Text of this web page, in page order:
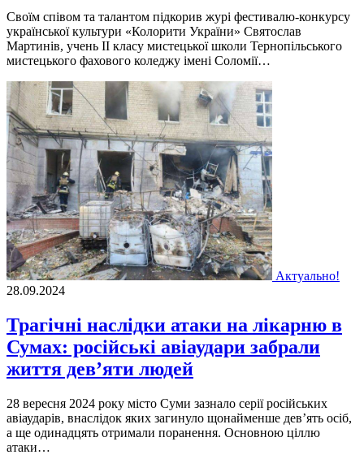
Своїм співом та талантом підкорив журі фестивалю-конкурсу
української культури «Колорити України» Святослав
Мартинів, учень ІІ класу мистецької школи Тернопільського
мистецького фахового коледжу імені Соломії…
Актуально!
28.09.2024
Трагічні наслідки атаки на лікарню в
Сумах: російські авіаудари забрали
життя дев’яти людей
28 вересня 2024 року місто Суми зазнало серії російських
авіаударів, внаслідок яких загинуло щонайменше дев’ять осіб,
а ще одинадцять отримали поранення. Основною ціллю
атаки…